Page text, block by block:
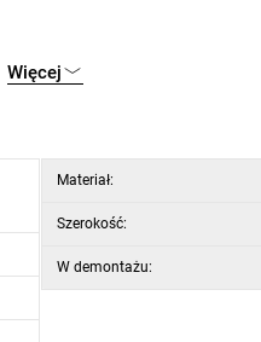
Więcej
Materiał:
Szerokość:
W demontażu: